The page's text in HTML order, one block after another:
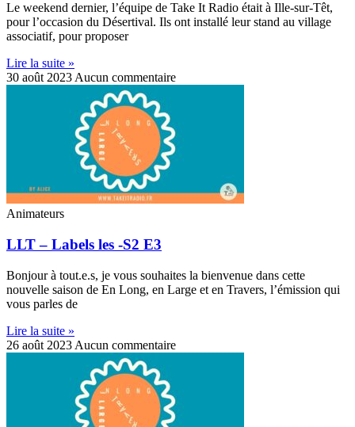
Le weekend dernier, l’équipe de Take It Radio était à Ille-sur-Têt,
pour l’occasion du Désertival. Ils ont installé leur stand au village
associatif, pour proposer
Lire la suite »
30 août 2023 Aucun commentaire
Animateurs
LLT – Labels les -S2 E3
Bonjour à tout.e.s, je vous souhaites la bienvenue dans cette
nouvelle saison de En Long, en Large et en Travers, l’émission qui
vous parles de
Lire la suite »
26 août 2023 Aucun commentaire